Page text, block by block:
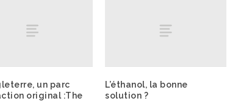
un parc
original :The
L’éthanol, la bonne
solution ?